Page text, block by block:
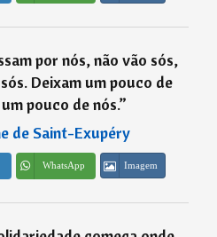
por nós, não vão sós,
Deixam um pouco de
pouco de nós.”
de Saint-Exupéry
WhatsApp Imagem